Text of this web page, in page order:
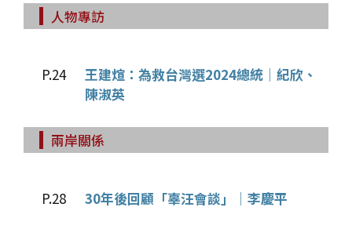
人物專訪
P.24
王建煊：為救台灣選2024總統│紀欣、
陳淑英
兩岸關係
P.28 30年後回顧「辜汪會談」│李慶平